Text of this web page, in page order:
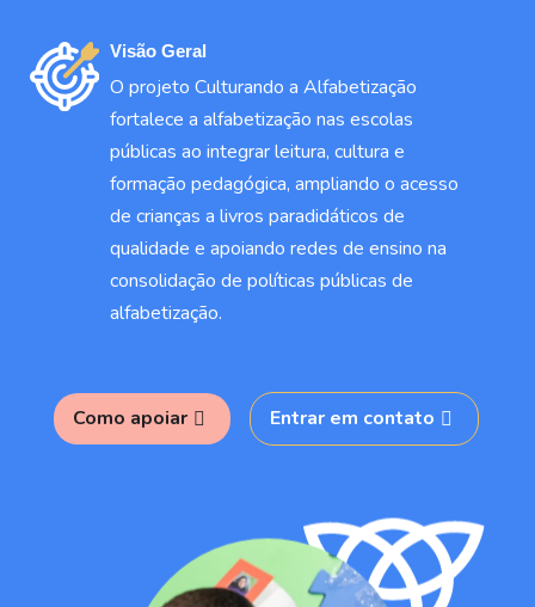
Visão Geral
O projeto Culturando a Alfabetização
fortalece a alfabetização nas escolas
públicas ao integrar leitura, cultura e
formação pedagógica, ampliando o acesso
de crianças a livros paradidáticos de
qualidade e apoiando redes de ensino na
consolidação de políticas públicas de
alfabetização.
Como apoiar Entrar em contato